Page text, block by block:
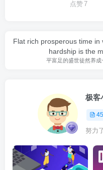
点赞 7
Flat rich prosperous time in
hardship is the
平富足的盛世徒然养
极客
努力